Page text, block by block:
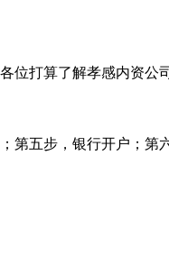
位打算了解孝感内资公
第五步，银行开户；第